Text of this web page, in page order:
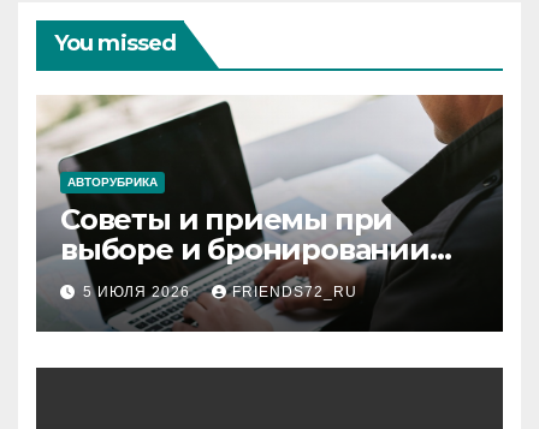
You missed
АВТОРУБРИКА
Советы и приемы при
выборе и бронировании
авиабилетов
5 ИЮЛЯ 2026 FRIENDS72_RU